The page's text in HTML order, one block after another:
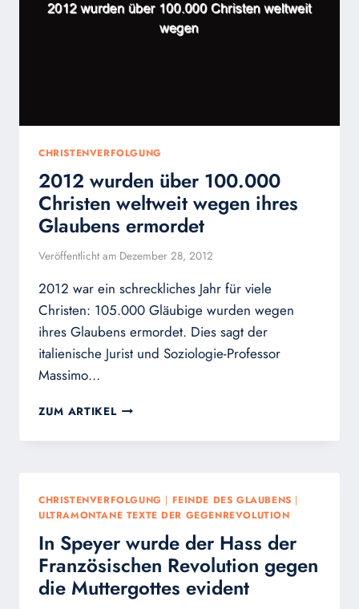
CHRISTENVERFOLGUNG
2012 wurden über 100.000
Christen weltweit wegen ihres
Glaubens ermordet
Veröffentlicht am Dezember 28, 2012
2012 war ein schreckliches Jahr für viele
Christen: 105.000 Gläubige wurden wegen
ihres Glaubens ermordet. Dies sagt der
italienische Jurist und Soziologie-Professor
Massimo…
ZUM ARTIKEL 2012
ÜBER
WELTWEIT
WEGEN
GLAUBENS
ERMORDET
CHRISTENVERFOLGUNG | FEINDE DES GLAUBENS |
ULTRAMONTANE TEXTE DER GEGENREVOLUTION
In Speyer wurde der Hass der
Französischen Revolution gegen
die Muttergottes evident